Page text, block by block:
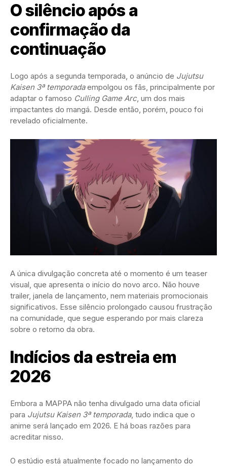
O silêncio após a
confirmação da
continuação
Logo após a segunda temporada, o anúncio de Jujutsu
Kaisen 3ª temporadaempolgou os fãs, principalmente por
adaptar o famoso Culling Game Arc, um dos mais
impactantes do mangá. Desde então, porém, pouco foi
revelado oficialmente.
A única divulgação concreta até o momento é um teaser
visual, que apresenta o início do novo arco. Não houve
trailer, janela de lançamento, nem materiais promocionais
significativos. Esse silêncio prolongado causou frustração
na comunidade, que segue esperando por mais clareza
sobre o retorno da obra.
Indícios da estreia em
2026
Embora a MAPPA não tenha divulgado uma data oficial
para Jujutsu Kaisen 3ª temporada, tudo indica que o
anime será lançado em 2026. E há boas razões para
acreditar nisso.
O estúdio está atualmente focado no lançamento do